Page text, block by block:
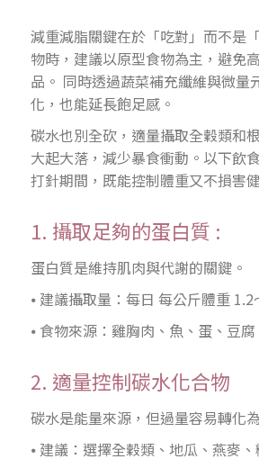
減重減脂關鍵在於「吃對」而不是
物時，建議以原型食物為主，避免
品。 同時透過蔬菜補充纖維與微量
化，也能延長飽足感。
碳水也別全砍，適量攝取全穀類和
大起大落，減少暴食衝動。以下飲
打針期間，既能控制體重又不損害
1. 攝取足夠的蛋白質 :
蛋白質是維持肌肉與代謝的關鍵。
⦁ 建議攝取量：每日 每公斤體重 1.2
⦁ 食物來源：雞胸肉、魚、蛋、豆
2. 適量控制碳水化合物
碳水是能量來源，但過量容易轉化
⦁ 建議：選擇全穀類、地瓜、燕麥